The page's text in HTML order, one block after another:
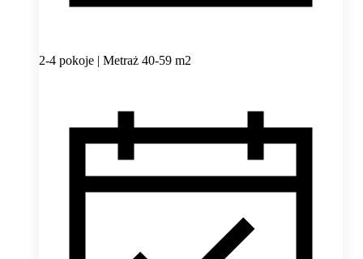
2-4 pokoje | Metraż 40-59 m2